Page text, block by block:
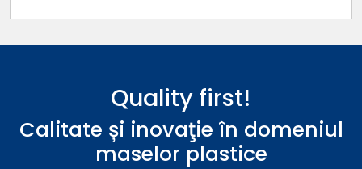
Quality first!
Calitate și inovaţie în domeniul
maselor plastice